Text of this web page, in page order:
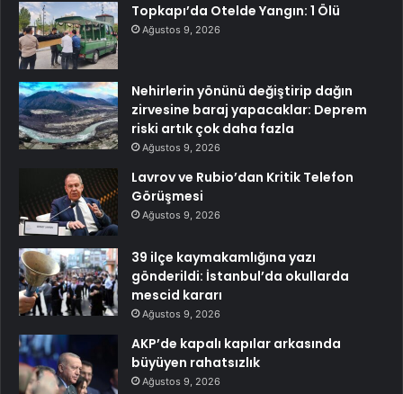
Topkapı’da Otelde Yangın: 1 Ölü
Ağustos 9, 2026
Nehirlerin yönünü değiştirip dağın
zirvesine baraj yapacaklar: Deprem
riski artık çok daha fazla
Ağustos 9, 2026
Lavrov ve Rubio’dan Kritik Telefon
Görüşmesi
Ağustos 9, 2026
39 ilçe kaymakamlığına yazı
gönderildi: İstanbul’da okullarda
mescid kararı
Ağustos 9, 2026
AKP’de kapalı kapılar arkasında
büyüyen rahatsızlık
Ağustos 9, 2026